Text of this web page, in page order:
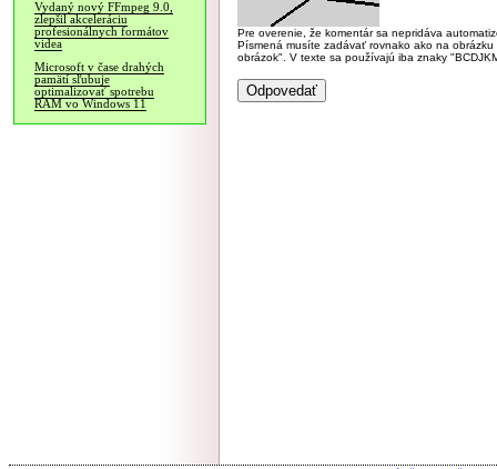
Vydaný nový FFmpeg 9.0,
zlepšil akceleráciu
profesionálnych formátov
videa
Microsoft v čase drahých
pamätí sľubuje
optimalizovať spotrebu
RAM vo Windows 11
Pre overenie, že komentár sa nepridáva
Písmená musíte zadávať rovnako ako na
obrázok". V texte sa používajú iba znaky